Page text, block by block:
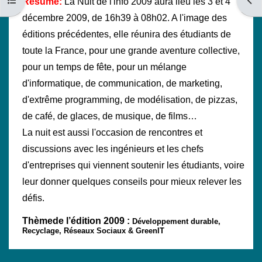
décembre 2009, de 16h39 à 08h02. A l'image des
éditions précédentes, elle réunira des étudiants de
toute la France, pour une grande aventure collective,
pour un temps de fête, pour un mélange
d'informatique, de communication, de marketing,
d'extrême programming, de modélisation, de pizzas,
de café, de glaces, de musique, de films…
La nuit est aussi l'occasion de rencontres et
discussions avec les ingénieurs et les chefs
d'entreprises qui viennent soutenir les étudiants, voire
leur donner quelques conseils pour mieux relever les
défis.
Thèmede l’édition 2009 : Développement durable,
Recyclage, Réseaux Sociaux & GreenIT